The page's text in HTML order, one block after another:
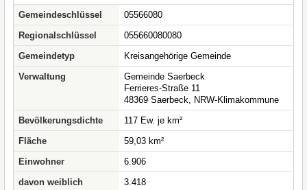
Gemeindeschlüssel
05566080
Regionalschlüssel
055660080080
Gemeindetyp
Kreisangehörige Gemeinde
Verwaltung
Gemeinde Saerbeck
Ferrieres-Straße 11
48369 Saerbeck, NRW-Klimakommune
Bevölkerungsdichte
117 Ew. je km²
Fläche
59,03 km²
Einwohner
6.906
davon weiblich
3.418